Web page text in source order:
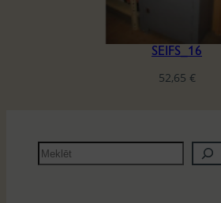
SEIFS_16
52,65 €
M
e